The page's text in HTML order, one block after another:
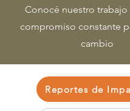
Conocé nuestro trabajo
compromiso constante
cambio
Reportes de